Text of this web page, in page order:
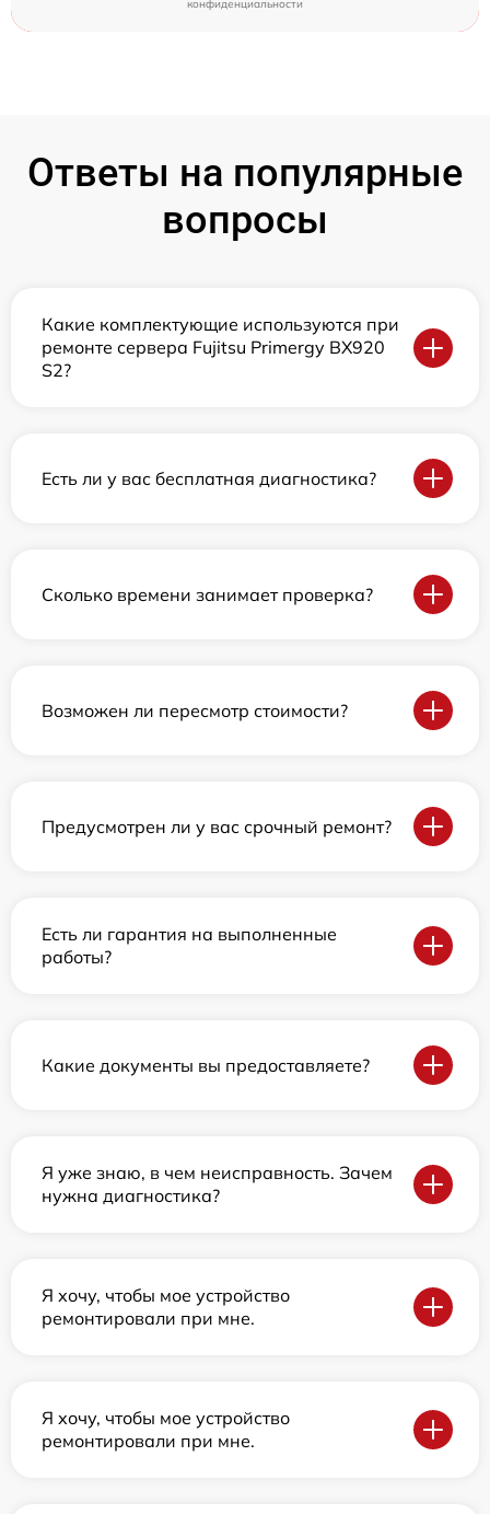
конфиденциальности
Ответы на популярные
вопросы
Какие комплектующие используются при
ремонте сервера Fujitsu Primergy BX920
S2?
Есть ли у вас бесплатная диагностика?
Сколько времени занимает проверка?
Возможен ли пересмотр стоимости?
Предусмотрен ли у вас срочный ремонт?
Есть ли гарантия на выполненные
работы?
Какие документы вы предоставляете?
Я уже знаю, в чем неисправность. Зачем
нужна диагностика?
Я хочу, чтобы мое устройство
ремонтировали при мне.
Я хочу, чтобы мое устройство
ремонтировали при мне.